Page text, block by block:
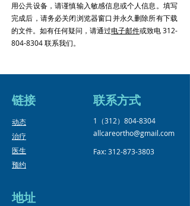
用公共设备，请谨慎输入敏感信息或个人信息。填写
完成后，请务必关闭浏览器窗口并永久删除所有下载
的文件。如有任何疑问，请通过电子邮件或致电312-
804-8304联系我们。
链接
​动态
治疗
医生
预约
​联系方式
1（312）804-8304
allcareortho@gmail.com
Fax:312-873-3803
地址